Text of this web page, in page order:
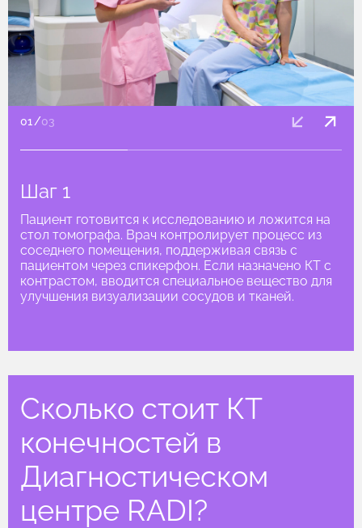
Шаг 1
Пациент готовится к исследованию и ложится на
стол томографа. Врач контролирует процесс из
соседнего помещения, поддерживая связь с
пациентом через спикерфон. Если назначено КТ с
контрастом, вводится специальное вещество для
улучшения визуализации сосудов и тканей.
01/03
Сколько стоит КТ
конечностей в
Диагностическом
центре RADI?